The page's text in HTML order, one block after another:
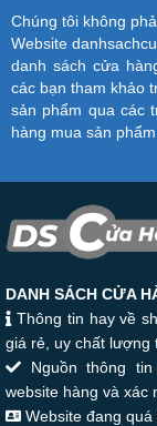
Chúng tôi không
Website
danh sách cửa
các bạn tham khảo
sản phẩm qua các
hàng mua sản phẩm.
DANH SÁCH CỬA
Thông tin hay về
giá rẻ, uy chất lượng
Nguồn thông
website hàng và xác
Website đang